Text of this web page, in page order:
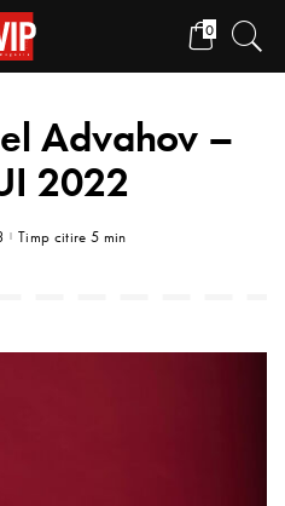
0
Advahov –
2022
Timp citire 5 min